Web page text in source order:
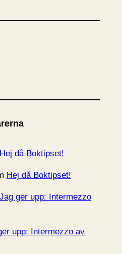
Hej då Boktipset!
Hej då Boktipset!
Jag ger upp: Intermezzo
upp: Intermezzo av